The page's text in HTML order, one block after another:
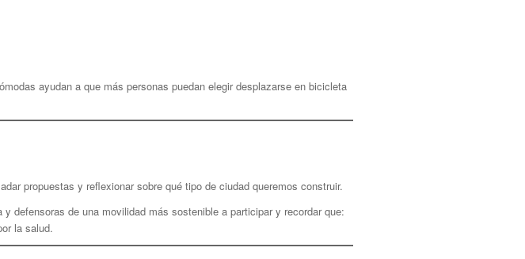
ayudan a que más personas puedan elegir desplazarse en bicicleta
propuestas y reflexionar sobre qué tipo de ciudad queremos construir.
defensoras de una movilidad más sostenible a participar y recordar que:
la salud.